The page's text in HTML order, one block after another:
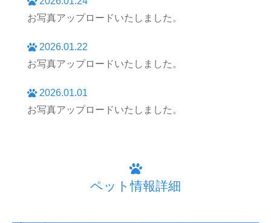
お写真アップロードいたしました。
2026.01.22
お写真アップロードいたしました。
2026.01.01
お写真アップロードいたしました。
ペット情報詳細